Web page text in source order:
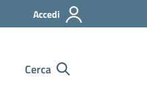
Accedi
Cerca